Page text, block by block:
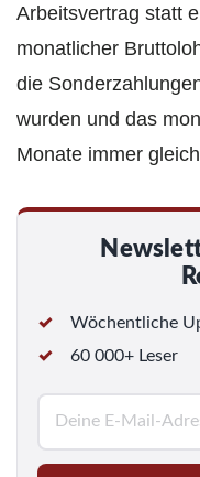
Arbeitsvertrag statt
monatlicher
die
wurden und das
Monate immer
Wöchentliche
60 000+ Leser